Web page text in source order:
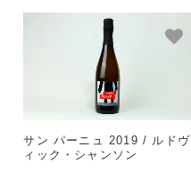
サン パーニュ 2019 / ルドヴ
ィック・シャンソン